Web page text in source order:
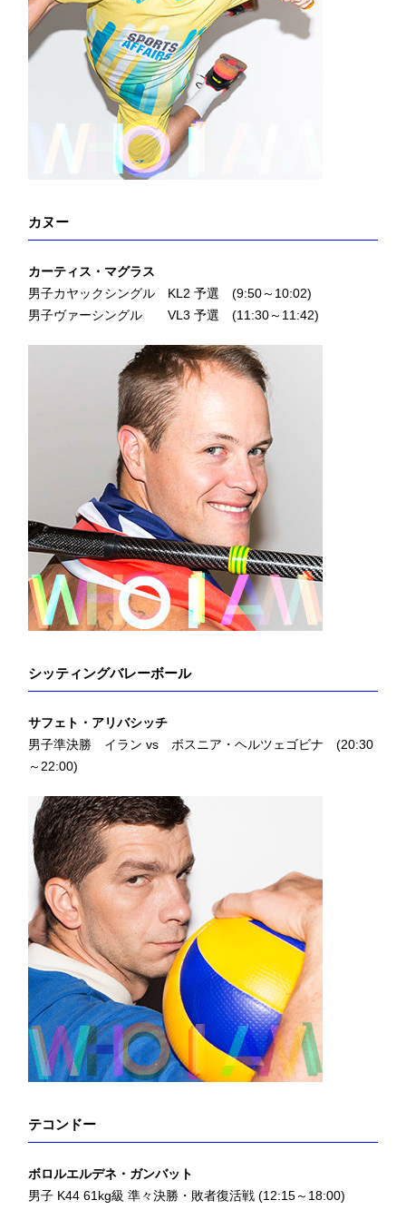
カヌー
カーティス・マグラス
男子カヤックシングル KL2 予選 (9:50～10:02)
男子ヴァーシングル VL3 予選 (11:30～11:42)
シッティングバレーボール
サフェト・アリバシッチ
男子準決勝 イラン vs ボスニア・ヘルツェゴビナ (20:30
～22:00)
テコンドー
ボロルエルデネ・ガンバット
男子 K44 61kg級 準々決勝・敗者復活戦 (12:15～18:00)